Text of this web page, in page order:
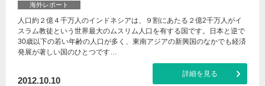
海外レポート
人口約２億４千万人のインドネシアは、９割にあたる２億2千万人がイ
スラム教徒という世界最大のムスリム人口を有する国です。日本と逆で
30歳以下の若い年齢の人口が多く、東南アジアの新興国のなかでも経済
発展が著しい国のひとつです…
2012.10.10
詳細を見る